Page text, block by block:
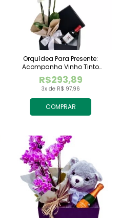
COMPRAR
3x de R$ 97,96
R$293,89
Orquídea Para Presente:
Acompanha Vinho Tinto
Importado